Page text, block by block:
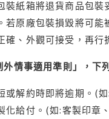
裝紙箱將退貨商品包
若原廠包裝損毀將可
確、外觀可接受，再
情事適用準則」，下
或解約時即將逾期。(
化給付。(如:客製印章